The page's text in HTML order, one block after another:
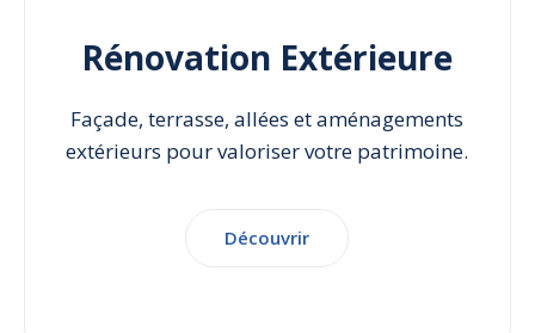
Rénovation Extérieure
Façade, terrasse, allées et aménagements
extérieurs pour valoriser votre patrimoine.
Découvrir